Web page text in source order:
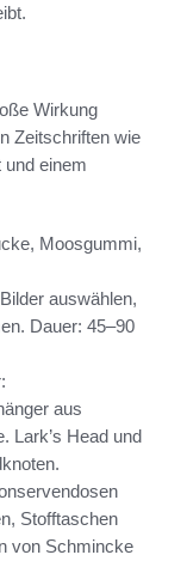
Wirkung
Zeitschriften wie
einem
Moosgummi,
auswählen,
Dauer: 45–90
aus
Lark’s Head und
Stofftaschen
von Schmincke